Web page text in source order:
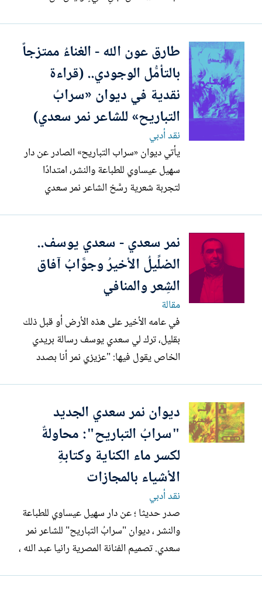
الحياةِ من أشياءٍ لا تُحصى إلى شِعر.. العجزُ
أحياناً موتٌ مجازي، والشاعرُ...
طارق عون الله - الغناءُ ممتزجاً
بالتأمُّل الوجودي.. (قراءة
نقدية في ديوان «سرابُ
التباريح» للشاعر نمر سعدي)
نقد أدبي
يأتي ديوان «سراب التباريح» الصادر عن دار
سهيل عيساوي للطباعة والنشر، امتدادًا
لتجربة شعرية رسَّخ الشاعر نمر سعدي
ويتداخل الخاص والعام ضمن نسيج لغوي
كثيف الإحالات والدلالات. غير أن قيمة
الديوان لا تكمن فقط في...
نمر سعدي - سعدي يوسف..
الضلِّيلُ الأخيرُ وجوَّابُ آفاق
الشِعر والمنافي
مقالة
في عامه الأخير على هذه الأرض أو قبل ذلك
بقليل، ترك لي سعدي يوسف رسالة بريدي
الخاص يقول فيها: "عزيزي نمر أنا بصدد
أخرى يطلب مني زيارته في مغتربه اللندني إذ
ظنَّ للوهلة الأولى بأنني شاعر مغترب من
أصل عراقي أقيم في...
ديوان نمر سعدي الجديد
"سرابُ التباريح": محاولةٌ
لكسر ماء الكناية وكتابةِ
الأشياء بالمجازات
نقد أدبي
صدر حديثا ؛ عن دار سهيل عيساوي للطباعة
والنشر ، ديوان "سرابُ التباريح" للشاعر نمر
سعدي. تصميم الفنانة المصرية رانيا عبد الله ،